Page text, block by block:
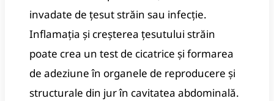
invadate de țesut străin sau infecție.
Inflamația și creșterea țesutului străin
poate crea un test de cicatrice și formarea
de adeziune în organele de reproducere și
structurale din jur în cavitatea abdominală.